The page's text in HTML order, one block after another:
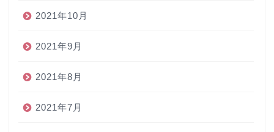
2021年10月
2021年9月
2021年8月
2021年7月